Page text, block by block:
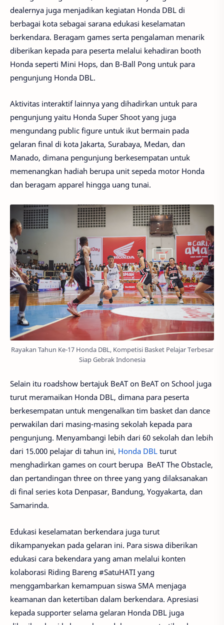
dealernya juga menjadikan kegiatan Honda DBL di
berbagai kota sebagai sarana edukasi keselamatan
berkendara. Beragam games serta pengalaman menarik
diberikan kepada para peserta melalui kehadiran booth
Honda seperti Mini Hops, dan B-Ball Pong untuk para
pengunjung Honda DBL.
Aktivitas interaktif lainnya yang dihadirkan untuk para
pengunjung yaitu Honda Super Shoot yang juga
mengundang public figure untuk ikut bermain pada
gelaran final di kota Jakarta, Surabaya, Medan, dan
Manado, dimana pengunjung berkesempatan untuk
memenangkan hadiah berupa unit sepeda motor Honda
dan beragam apparel hingga uang tunai.
Rayakan Tahun Ke-17 Honda DBL, Kompetisi Basket Pelajar Terbesar
Siap Gebrak Indonesia
Selain itu roadshow bertajuk BeAT on BeAT on School juga
turut meramaikan Honda DBL, dimana para peserta
berkesempatan untuk mengenalkan tim basket dan dance
perwakilan dari masing-masing sekolah kepada para
pengunjung. Menyambangi lebih dari 60 sekolah dan lebih
dari 15.000 pelajar di tahun ini, Honda DBL turut
menghadirkan games on court berupa BeAT The Obstacle,
dan pertandingan three on three yang yang dilaksanakan
di final series kota Denpasar, Bandung, Yogyakarta, dan
Samarinda.
Edukasi keselamatan berkendara juga turut
dikampanyekan pada gelaran ini. Para siswa diberikan
edukasi cara bekendara yang aman melalui konten
kolaborasi Riding Bareng #SatuHATI yang
menggambarkan kemampuan siswa SMA menjaga
keamanan dan ketertiban dalam berkendara. Apresiasi
kepada supporter selama gelaran Honda DBL juga